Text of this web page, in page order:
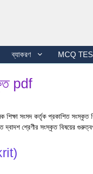
ব্যাকরণ MCQ
pdf
শিক্ষা সংসদ কর্তৃক প্রকাশিত
শ্রেণীর সংস্কৃত বিষয়ের